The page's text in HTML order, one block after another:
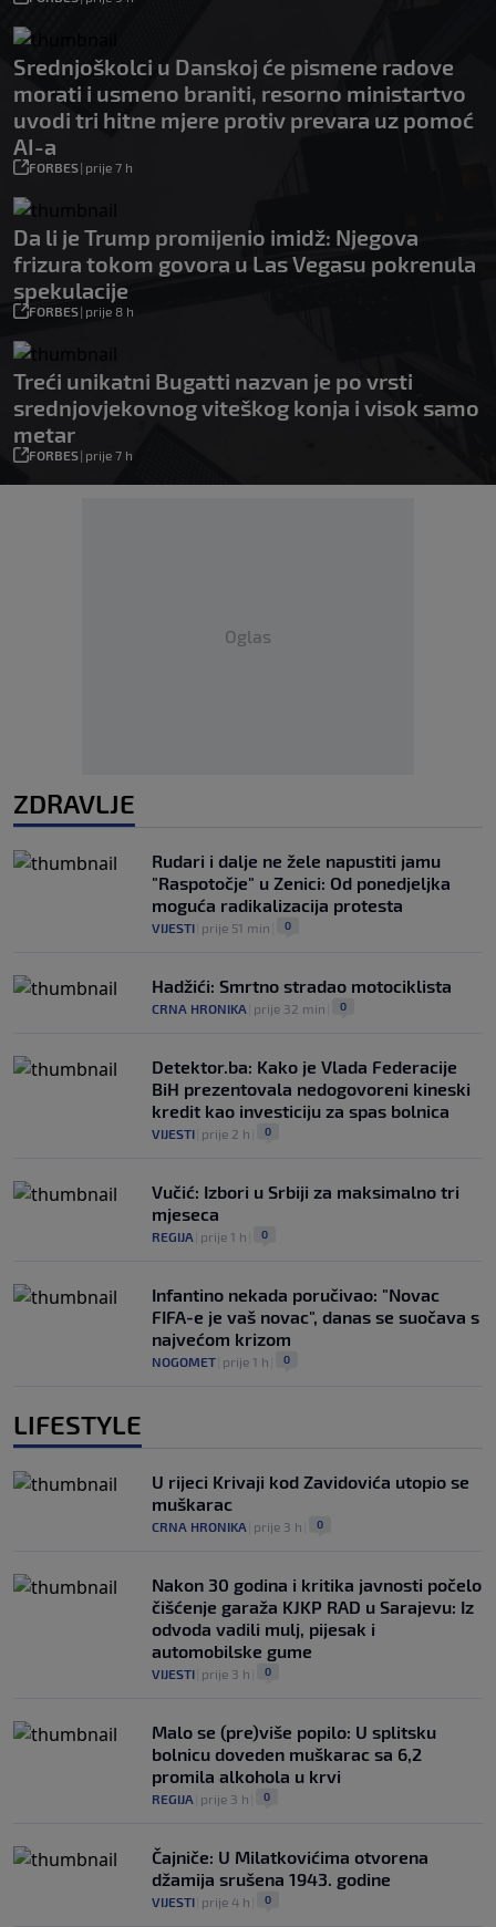
Srednjoškolci u Danskoj će pismene radove
morati i usmeno braniti, resorno ministartvo
uvodi tri hitne mjere protiv prevara uz pomoć
AI-a
FORBES| prije 7 h
Da li je Trump promijenio imidž: Njegova
frizura tokom govora u Las Vegasu pokrenula
spekulacije
FORBES| prije 8 h
Treći unikatni Bugatti nazvan je po vrsti
srednjovjekovnog viteškog konja i visok samo
metar
FORBES| prije 7 h
Oglas
ZDRAVLJE
Rudari i dalje ne žele napustiti jamu
"Raspotočje" u Zenici: Od ponedjeljka
moguća radikalizacija protesta
VIJESTI prije 51 min 0
Hadžići: Smrtno stradao motociklista
CRNA HRONIKA prije 32 min 0
Detektor.ba: Kako je Vlada Federacije
BiH prezentovala nedogovoreni kineski
kredit kao investiciju za spas bolnica
VIJESTI prije 2 h 0
Vučić: Izbori u Srbiji za maksimalno tri
mjeseca
REGIJA prije 1 h 0
Infantino nekada poručivao: "Novac
FIFA-e je vaš novac", danas se suočava s
najvećom krizom
NOGOMET prije 1 h 0
LIFESTYLE
U rijeci Krivaji kod Zavidovića utopio se
muškarac
CRNA HRONIKA prije 3 h 0
Nakon 30 godina i kritika javnosti počelo
čišćenje garaža KJKP RAD u Sarajevu: Iz
odvoda vadili mulj, pijesak i
automobilske gume
VIJESTI prije 3 h 0
Malo se (pre)više popilo: U splitsku
bolnicu doveden muškarac sa 6,2
promila alkohola u krvi
REGIJA prije 3 h 0
Čajniče: U Milatkovićima otvorena
džamija srušena 1943. godine
VIJESTI prije 4 h 0